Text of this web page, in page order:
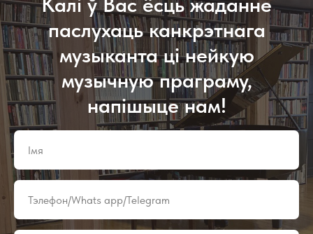
паслухаць канкрэтнага
музыканта ці нейкую
музычную праграму,
напішыце нам!